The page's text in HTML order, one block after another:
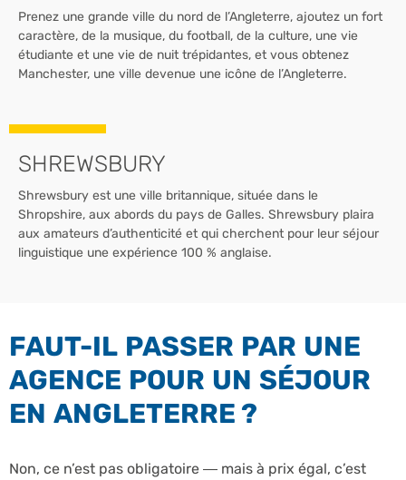
Prenez une grande ville du nord de l’Angleterre, ajoutez un fort
caractère, de la musique, du football, de la culture, une vie
étudiante et une vie de nuit trépidantes, et vous obtenez
Manchester, une ville devenue une icône de l’Angleterre.
SHREWSBURY
Shrewsbury est une ville britannique, située dans le
Shropshire, aux abords du pays de Galles. Shrewsbury plaira
aux amateurs d’authenticité et qui cherchent pour leur séjour
linguistique une expérience 100 % anglaise.
FAUT-IL PASSER PAR UNE
AGENCE POUR UN SÉJOUR
EN ANGLETERRE ?
Non, ce n’est pas obligatoire — mais à prix égal, c’est